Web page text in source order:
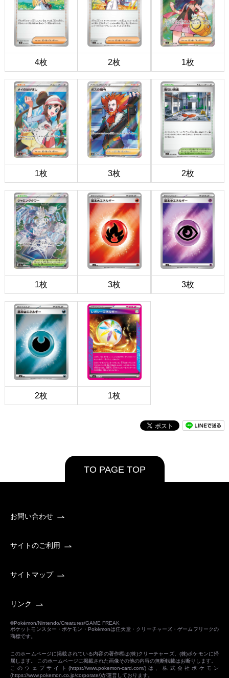
4枚 2枚 1枚
1枚 3枚 2枚
1枚 3枚 3枚
2枚 1枚
TO PAGE TOP
お問い合わせ
サイトのご利用
サイトマップ
リンク
©Pokémon/Nintendo/Creatures/GAME FREAK
ポケットモンスター・ポケモン・Pokémonは任天堂・クリーチャーズ・ゲームフリークの
商標です。
このホームページに掲載されている内容の著作権は(株)クリーチャーズ、(株)ポケモンに帰
属します。 このホームページに掲載された画像その他の内容の無断転載はお断りします。
このウェブサイト(https://www.pokemon-card.com/)は、株式会社ポケモン
(https://www.pokemon.co.jp/corporate/)が運営しております。